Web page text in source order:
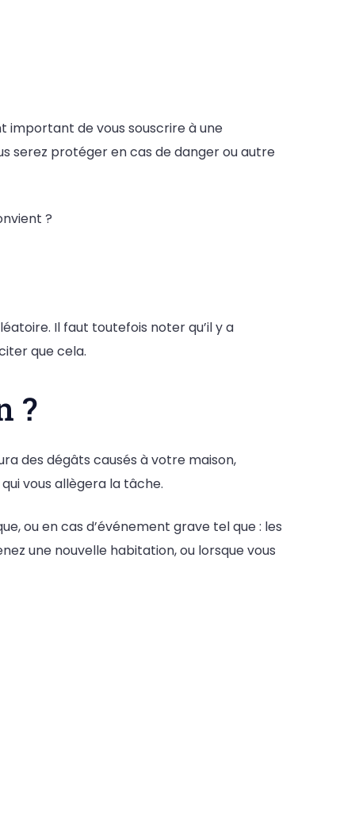
important de vous souscrire à une
serez protéger en cas de danger ou autre
?
Il faut toutefois noter qu’il y a
que cela.
?
des dégâts causés à votre maison,
vous allègera la tâche.
ou en cas d’événement grave tel que : les
une nouvelle habitation, ou lorsque vous